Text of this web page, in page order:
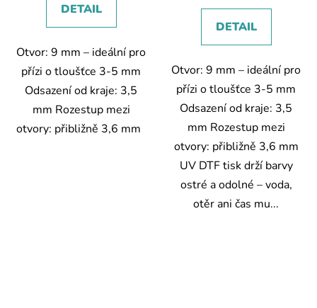
DETAIL
Otvor: 9 mm – ideální pro
přízi o tloušťce 3-5 mm
Odsazení od kraje: 3,5
mm Rozestup mezi
otvory: přibližně 3,6 mm
DETAIL
Otvor: 9 mm – ideální pro
přízi o tloušťce 3-5 mm
Odsazení od kraje: 3,5
mm Rozestup mezi
otvory: přibližně 3,6 mm
UV DTF tisk drží barvy
ostré a odolné – voda,
otěr ani čas mu...